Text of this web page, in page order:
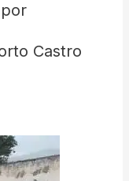
Castro